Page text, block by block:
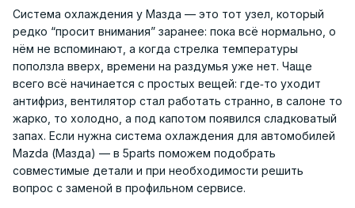
Система охлаждения у Мазда — это тот узел, который
редко “просит внимания” заранее: пока всё нормально, о
нём не вспоминают, а когда стрелка температуры
поползла вверх, времени на раздумья уже нет. Чаще
всего всё начинается с простых вещей: где‑то уходит
антифриз, вентилятор стал работать странно, в салоне то
жарко, то холодно, а под капотом появился сладковатый
запах. Если нужна система охлаждения для автомобилей
Mazda (Мазда) — в 5parts поможем подобрать
совместимые детали и при необходимости решить
вопрос с заменой в профильном сервисе.